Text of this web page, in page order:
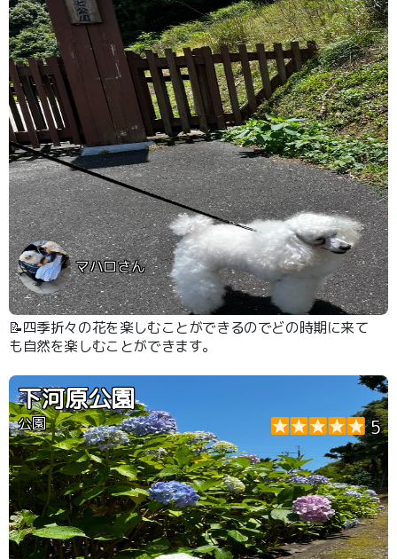
マハロさん
📝四季折々の花を楽しむことができるのでどの時期に来て
も自然を楽しむことができます。
下河原公園
公園 5